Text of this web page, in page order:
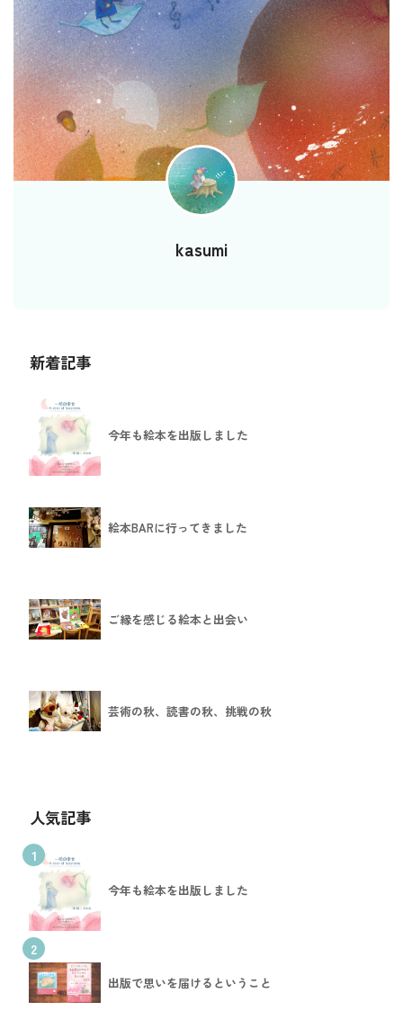
kasumi
新着記事
今年も絵本を出版しました
絵本BARに行ってきました
ご縁を感じる絵本と出会い
芸術の秋、読書の秋、挑戦の秋
人気記事
1
今年も絵本を出版しました
2
出版で思いを届けるということ